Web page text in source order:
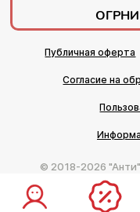
Публичная оферта
Согласие на
© 2018-2026